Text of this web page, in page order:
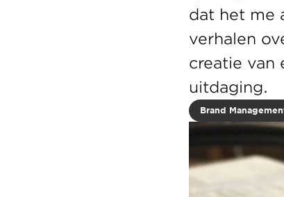
dat het me
verhalen
creatie van
uitdaging.
Brand